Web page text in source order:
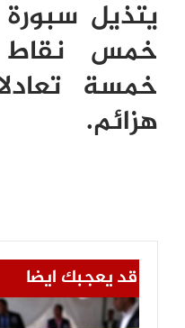
يتذيل
خمس
خمسة
هزائم.
قد يعجبك ايضا